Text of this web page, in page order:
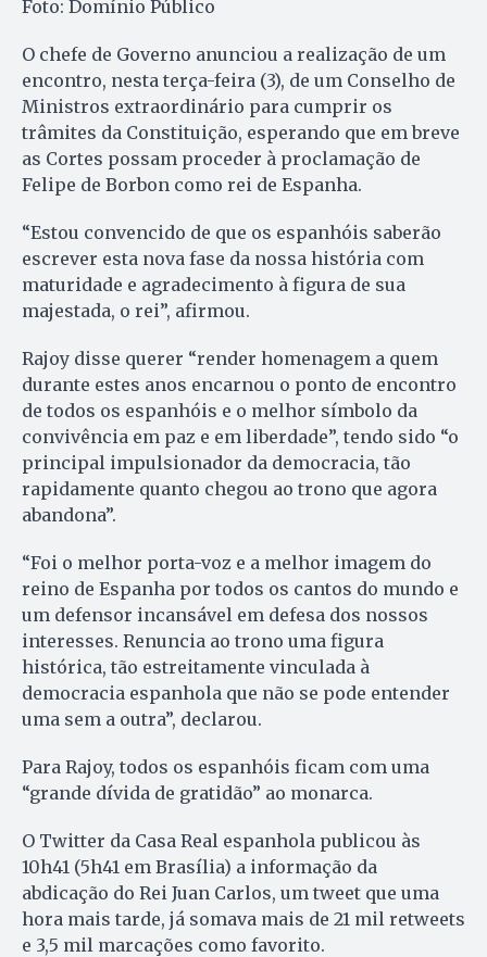
Foto: Domínio Público
O chefe de Governo anunciou a realização de um
encontro, nesta terça-feira (3), de um Conselho de
Ministros extraordinário para cumprir os
trâmites da Constituição, esperando que em breve
as Cortes possam proceder à proclamação de
Felipe de Borbon como rei de Espanha.
“Estou convencido de que os espanhóis saberão
escrever esta nova fase da nossa história com
maturidade e agradecimento à figura de sua
majestada, o rei”, afirmou.
Rajoy disse querer “render homenagem a quem
durante estes anos encarnou o ponto de encontro
de todos os espanhóis e o melhor símbolo da
convivência em paz e em liberdade”, tendo sido “o
principal impulsionador da democracia, tão
rapidamente quanto chegou ao trono que agora
abandona”.
“Foi o melhor porta-voz e a melhor imagem do
reino de Espanha por todos os cantos do mundo e
um defensor incansável em defesa dos nossos
interesses. Renuncia ao trono uma figura
histórica, tão estreitamente vinculada à
democracia espanhola que não se pode entender
uma sem a outra”, declarou.
Para Rajoy, todos os espanhóis ficam com uma
“grande dívida de gratidão” ao monarca.
O Twitter da Casa Real espanhola publicou às
10h41 (5h41 em Brasília) a informação da
abdicação do Rei Juan Carlos, um tweet que uma
hora mais tarde, já somava mais de 21 mil retweets
e 3,5 mil marcações como favorito.